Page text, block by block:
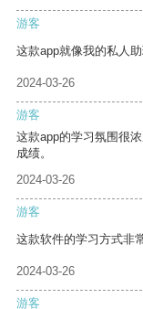
游客
这款app就像我的私人
2024-03-26
游客
这款app的学习氛围很
成绩。
2024-03-26
游客
这款软件的学习方式非
2024-03-26
游客